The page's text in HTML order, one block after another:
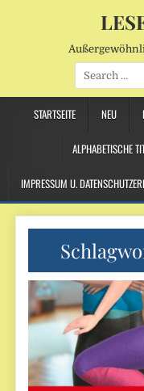
Search
for:
STARTSEITE NEU
ALPHABETISCHE
IMPRESSUM U.